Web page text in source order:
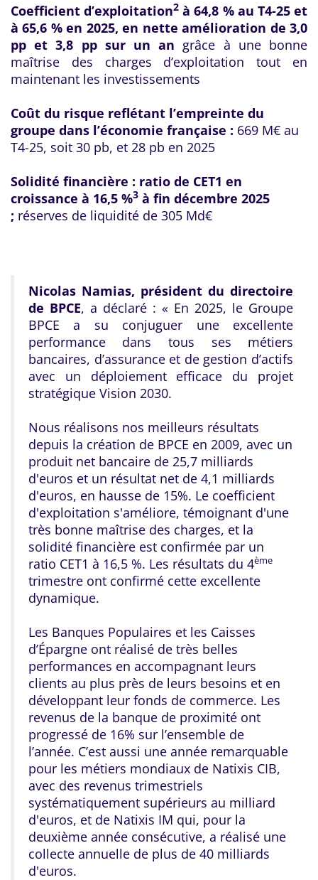
Coefficient d’exploitation2 à 64,8 % au T4-25 et
à 65,6 % en 2025, en nette amélioration de 3,0
pp et 3,8 pp sur un an grâce à une bonne
maîtrise des charges d’exploitation tout en
maintenant les investissements
Coût du risque reflétant l’empreinte du
groupe dans l’économie française : 669 M€ au
T4-25, soit 30 pb, et 28 pb en 2025
Solidité financière : ratio de CET1 en
croissance à 16,5 %3 à fin décembre 2025
; réserves de liquidité de 305 Md€
Nicolas Namias, président du directoire
de BPCE, a déclaré :« En 2025, le Groupe
BPCE a su conjuguer une excellente
performance dans tous ses métiers
bancaires, d’assurance et de gestion d’actifs
avec un déploiement efficace du projet
stratégique Vision 2030.
Nous réalisons nos meilleurs résultats
depuis la création de BPCE en 2009, avec un
produit net bancaire de 25,7 milliards
d'euros et un résultat net de 4,1 milliards
d'euros, en hausse de 15%. Le coefficient
d'exploitation s'améliore, témoignant d'une
très bonne maîtrise des charges, et la
solidité financière est confirmée par un
ratio CET1 à 16,5 %. Les résultats du 4ème
trimestre ont confirmé cette excellente
dynamique.
Les Banques Populaires et les Caisses
d’Épargne ont réalisé de très belles
performances en accompagnant leurs
clients au plus près de leurs besoins et en
développant leur fonds de commerce. Les
revenus de la banque de proximité ont
progressé de 16% sur l’ensemble de
l’année. C’est aussi une année remarquable
pour les métiers mondiaux de Natixis CIB,
avec des revenus trimestriels
systématiquement supérieurs au milliard
d'euros, et de Natixis IM qui, pour la
deuxième année consécutive, a réalisé une
collecte annuelle de plus de 40 milliards
d'euros.